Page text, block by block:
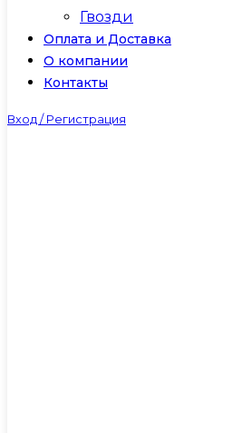
Гвозди
Оплата и Доставка
О компании
Контакты
Вход / Регистрация